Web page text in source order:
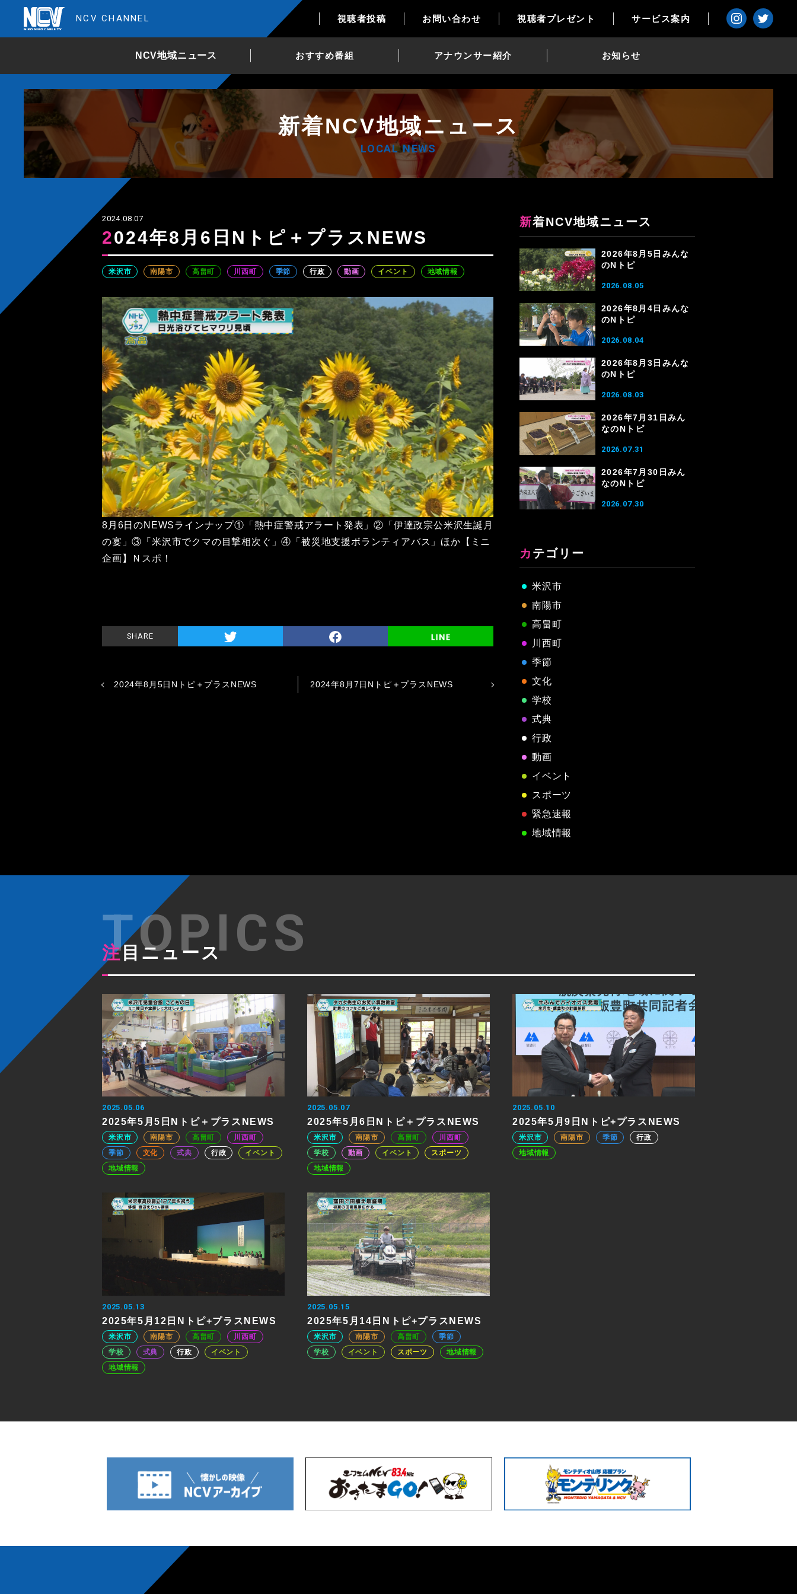
NCV CHANNEL 視聴者投稿 お問い合わせ 視聴者プレゼント サービス案内
NCV地域ニュース おすすめ番組 アナウンサー紹介 お知らせ
新着NCV地域ニュース
LOCAL NEWS
2024.08.07
2024年8月6日Nトピ＋プラスNEWS
米沢市 南陽市 高畠町 川西町 季節 行政 動画 イベント 地域情報
8月6日のNEWSラインナップ①「熱中症警戒アラート発表」②「伊達政宗公米沢生誕月
の宴」③「米沢市でクマの目撃相次ぐ」④「被災地支援ボランティアバス」ほか【ミニ
企画】Ｎスポ！
SHARE
2024年8月5日Nトピ＋プラスNEWS 2024年8月7日Nトピ＋プラスNEWS
新着NCV地域ニュース
2026年8月5日みんな
のNトピ
2026.08.05
2026年8月4日みんな
のNトピ
2026.08.04
2026年8月3日みんな
のNトピ
2026.08.03
2026年7月31日みん
なのNトピ
2026.07.31
2026年7月30日みん
なのNトピ
2026.07.30
カテゴリー
米沢市
南陽市
高畠町
川西町
季節
文化
学校
式典
行政
動画
イベント
スポーツ
緊急速報
地域情報
注目ニュース
2025.05.06
2025年5月5日Nトピ＋プラスNEWS
米沢市 南陽市 高畠町
川西町
季節
文化 式典 行政
イベント
地域情報
2025.05.07
2025年5月6日Nトピ＋プラスNEWS
米沢市 南陽市 高畠町
川西町
学校
動画 イベント
スポーツ
地域情報
2025.05.10
2025年5月9日Nトピ+プラスNEWS
米沢市 南陽市 季節
行政
地域情報
2025.05.13
2025年5月12日Nトピ+プラスNEWS
米沢市 南陽市 高畠町
川西町
学校
式典 行政
イベント
地域情報
2025.05.15
2025年5月14日Nトピ+プラスNEWS
米沢市 南陽市 高畠町
季節
学校
イベント スポーツ 地域情報